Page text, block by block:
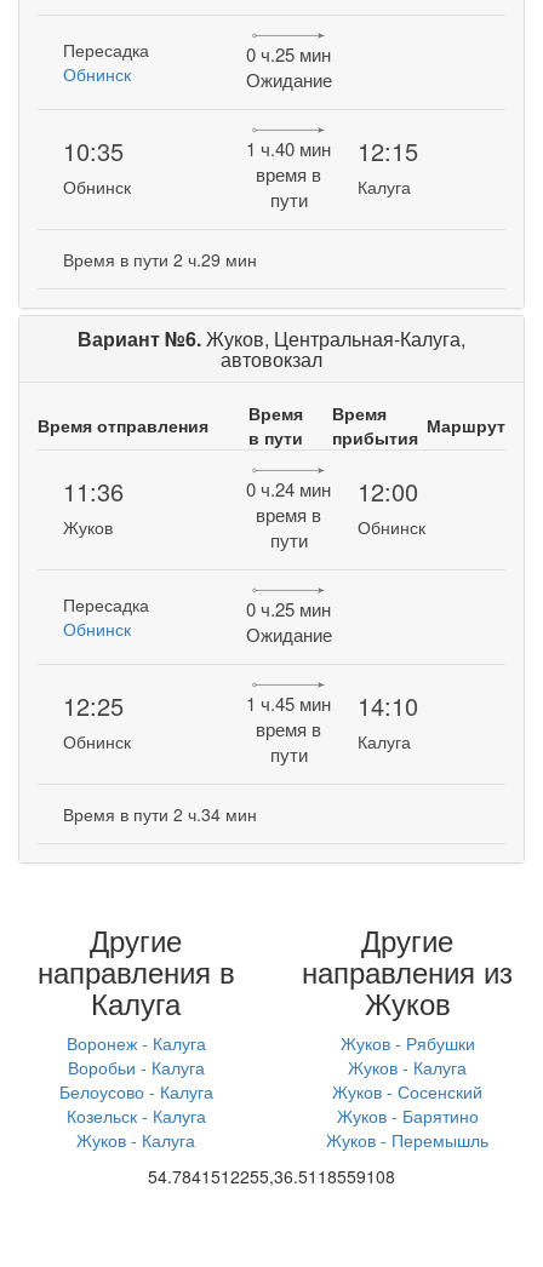
Пересадка
Обнинск
0 ч.25 мин
Ожидание
10:35
Обнинск
1 ч.40 мин
время в
пути
12:15
Калуга
Время в пути 2 ч.29 мин
Вариант №6.Жуков, Центральная-Калуга,
автовокзал
Время отправления
Время
в пути
Время
прибытия Маршрут
11:36
Жуков
0 ч.24 мин
время в
пути
12:00
Обнинск
Пересадка
Обнинск
0 ч.25 мин
Ожидание
12:25
Обнинск
1 ч.45 мин
время в
пути
14:10
Калуга
Время в пути 2 ч.34 мин
Другие
направления в
Калуга
Воронеж - Калуга
Воробьи - Калуга
Белоусово - Калуга
Козельск - Калуга
Жуков - Калуга
Другие
направления из
Жуков
Жуков - Рябушки
Жуков - Калуга
Жуков - Сосенский
Жуков - Барятино
Жуков - Перемышль
54.7841512255,36.5118559108